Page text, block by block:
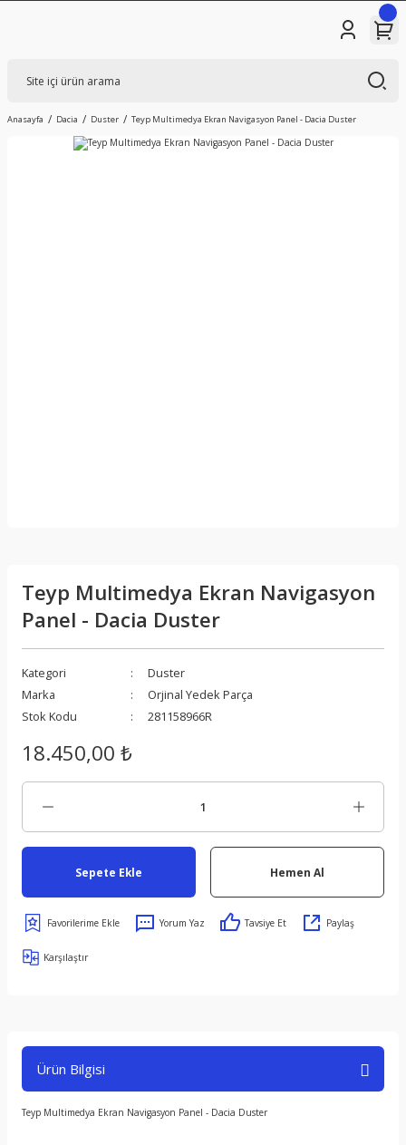
Anasayfa Dacia Duster Teyp Multimedya Ekran Navigasyon Panel - Dacia Duster
Teyp Multimedya Ekran Navigasyon
Panel - Dacia Duster
Kategori
Duster
Marka
Orjinal Yedek Parça
Stok Kodu
281158966R
18.450,00 ₺
Sepete Ekle Hemen Al
Yorum Yaz Tavsiye Et Paylaş
Karşılaştır
Ürün Bilgisi
Teyp Multimedya Ekran Navigasyon Panel - Dacia Duster